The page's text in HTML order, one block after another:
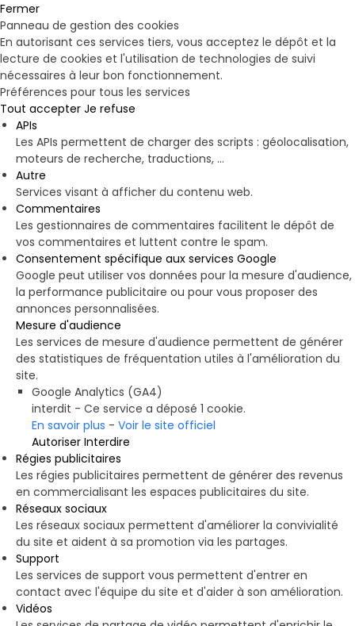
Fermer
Panneau de gestion des cookies
En autorisant ces services tiers, vous acceptez le dépôt et la
lecture de cookies et l'utilisation de technologies de suivi
nécessaires à leur bon fonctionnement.
Préférences pour tous les services
Tout accepter Je refuse
APIs
Les APIs permettent de charger des scripts : géolocalisation,
moteurs de recherche, traductions, ...
Autre
Services visant à afficher du contenu web.
Commentaires
Les gestionnaires de commentaires facilitent le dépôt de
vos commentaires et luttent contre le spam.
Consentement spécifique aux services Google
Google peut utiliser vos données pour la mesure d'audience,
la performance publicitaire ou pour vous proposer des
annonces personnalisées.
Mesure d'audience
Les services de mesure d'audience permettent de générer
des statistiques de fréquentation utiles à l'amélioration du
site.
Google Analytics (GA4)
interdit - Ce service a déposé 1 cookie.
En savoir plus - Voir le site officiel
Autoriser Interdire
Régies publicitaires
Les régies publicitaires permettent de générer des revenus
en commercialisant les espaces publicitaires du site.
Réseaux sociaux
Les réseaux sociaux permettent d'améliorer la convivialité
du site et aident à sa promotion via les partages.
Support
Les services de support vous permettent d'entrer en
contact avec l'équipe du site et d'aider à son amélioration.
Vidéos